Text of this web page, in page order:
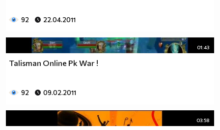
92 22.04.2011
01:43
Talisman Online Pk War !
92 09.02.2011
03:58